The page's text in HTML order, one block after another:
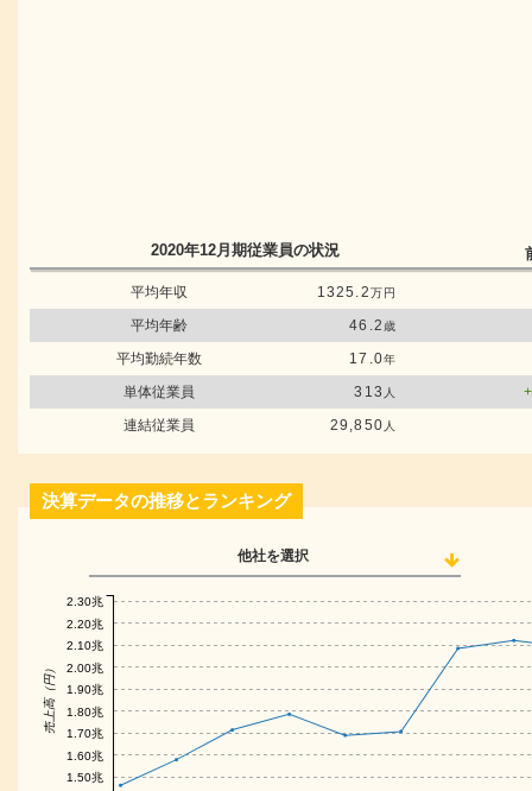
2020年12月期従業員の状況
平均年収 1325.2万円
平均年齢 46.2 歳
平均勤続年数 17.0年
単体従業員 313 人
連結従業員
29,850 人
決算データの推移とランキング
他社を選択
売上高（円）
1.50兆
1.60兆
1.70兆
1.80兆
1.90兆
2.00兆
2.10兆
2.20兆
2.30兆